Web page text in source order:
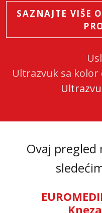
SAZNAJTE VIŠE
Ultrazvuk sa
Ovaj pregled